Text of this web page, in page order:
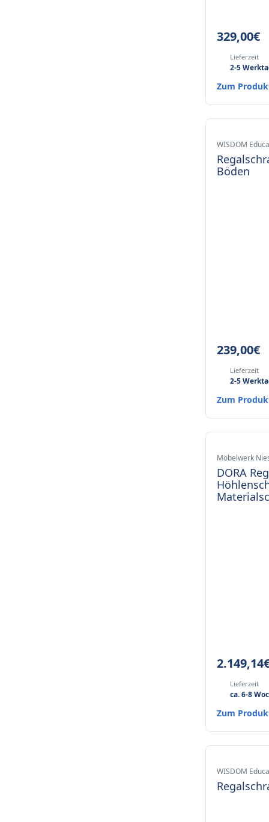
329,00€
Lieferzeit
2-5
Zum
WISDOM
Böden
239,00€
Lieferzeit
2-5
Zum
Möbelwerk
DORA
2.149,14
Lieferzeit
ca. 6-8
Zum
WISDOM